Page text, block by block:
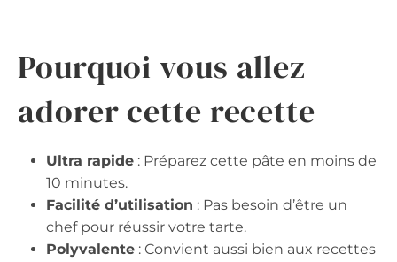
Pourquoi vous allez
adorer cette recette
Ultra rapide : Préparez cette pâte en moins de
10 minutes.
Facilité d’utilisation : Pas besoin d’être un
chef pour réussir votre tarte.
Polyvalente : Convient aussi bien aux recettes